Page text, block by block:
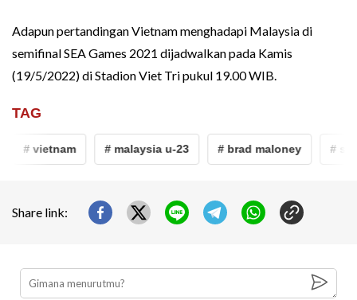
Adapun pertandingan Vietnam menghadapi Malaysia di
semifinal SEA Games 2021 dijadwalkan pada Kamis
(19/5/2022) di Stadion Viet Tri pukul 19.00 WIB.
TAG
# vietnam # malaysia u-23 # brad maloney #
Share link: